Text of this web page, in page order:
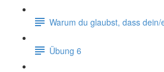
Warum du glaubst, dass
Übung 6